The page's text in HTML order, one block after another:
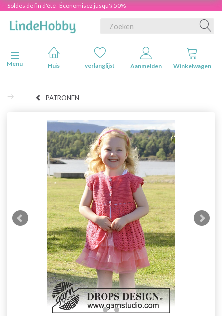
Soldes de fin d'été - Économisez jusqu'à 50%
Navigatie in-/uitschakelen
Menu
Huis verlanglijst Aanmelden Winkelwagen
PATRONEN